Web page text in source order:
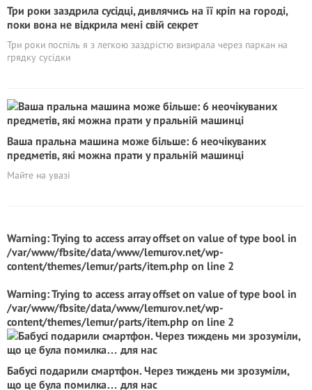
Три роки заздрила сусідці, дивлячись на її кріп на городі,
поки вона не відкрила мені свій секрет
Три роки поспіль я з легкою заздрістю визирала через паркан на
грядку сусідки
Ваша пральна машина може більше: 6 неочікуваних
предметів, які можна прати у пральній машинці
Майте на увазі
Warning: Trying to access array offset on value of type bool in
/var/www/fbsite/data/www/lemurov.net/wp-
content/themes/lemur/parts/item.php on line 2
Warning: Trying to access array offset on value of type bool in
/var/www/fbsite/data/www/lemurov.net/wp-
content/themes/lemur/parts/item.php on line 2
Бабусі подарили смартфон. Через тиждень ми зрозуміли,
що це була помилка… для нас